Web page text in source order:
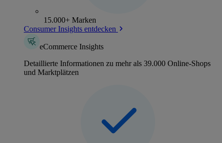
15.000+ Marken
Consumer Insights entdecken
eCommerce Insights
Detaillierte Informationen zu mehr als 39.000 Online-Shops
und Marktplätzen